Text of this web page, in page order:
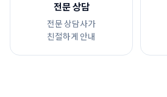
전문 상담
전문 상담사가
친절하게 안내